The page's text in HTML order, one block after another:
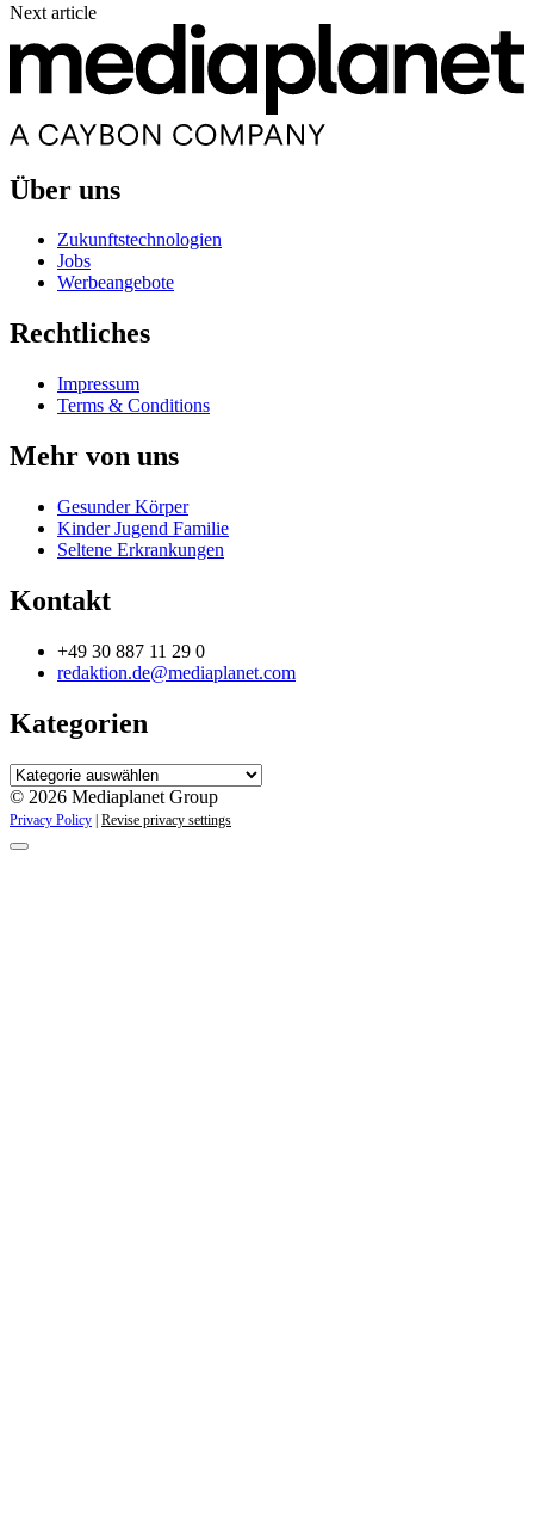
Next article
Über uns
Zukunftstechnologien
Jobs
Werbeangebote
Rechtliches
Impressum
Terms & Conditions
Mehr von uns
Gesunder Körper
Kinder Jugend Familie
Seltene Erkrankungen
Kontakt
+49 30 887 11 29 0
redaktion.de@mediaplanet.com
Kategorien
Kategorien
© 2026 Mediaplanet Group
Privacy Policy | Revise privacy settings